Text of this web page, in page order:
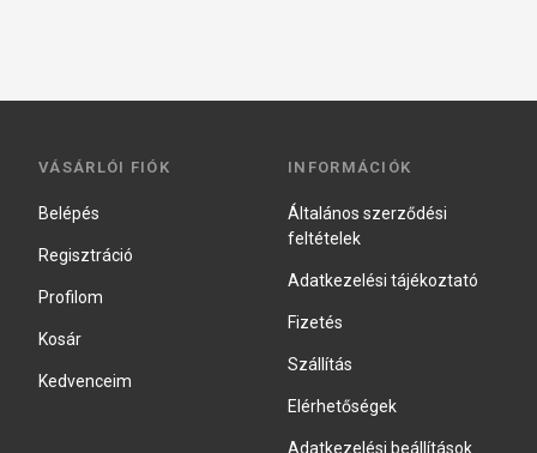
VÁSÁRLÓI FIÓK
Belépés
Regisztráció
Profilom
Kosár
Kedvenceim
INFORMÁCIÓK
Általános szerződési
feltételek
Adatkezelési tájékoztató
Fizetés
Szállítás
Elérhetőségek
Adatkezelési beállítások